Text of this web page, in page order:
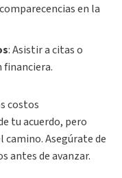
en la
: Asistir a citas o
financiera.
costos
tu acuerdo, pero
camino. Asegúrate de
antes de avanzar.